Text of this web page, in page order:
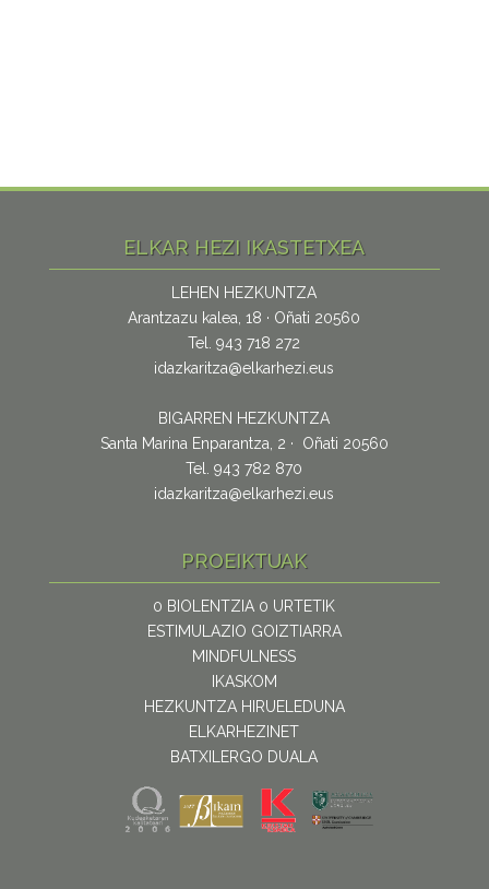
ELKAR HEZI IKASTETXEA
LEHEN HEZKUNTZA
Arantzazu kalea, 18 · Oñati 20560
Tel. 943 718 272
idazkaritza@elkarhezi.eus
BIGARREN HEZKUNTZA
Santa Marina Enparantza, 2 · Oñati 20560
Tel. 943 782 870
idazkaritza@elkarhezi.eus
PROEIKTUAK
0 BIOLENTZIA 0 URTETIK
ESTIMULAZIO GOIZTIARRA
MINDFULNESS
IKASKOM
HEZKUNTZA HIRUELEDUNA
ELKARHEZINET
BATXILERGO DUALA